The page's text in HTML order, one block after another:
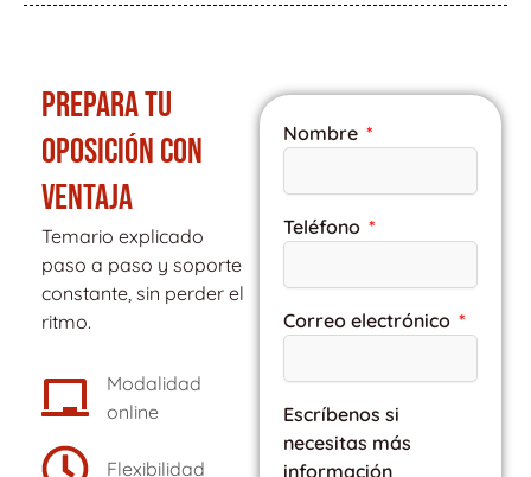
PREPARA TU
OPOSICIÓN CON
VENTAJA
Temario explicado
paso a paso y soporte
constante, sin perder el
ritmo.
Modalidad
online
Flexibilidad
Nombre
Teléfono
Correo electrónico
Escríbenos si
necesitas más
información